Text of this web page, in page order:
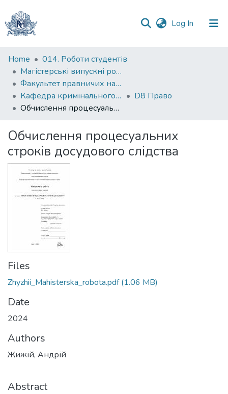
Log In (current)
Communities
&
Collections
All of DSpace
Statistics
Home
014. Роботи студентів
Магістерські випускні роботи
Факультет правничих наук
Кафедра кримінального та кримінального процесуального права
D8 Право
Обчислення процесуальних строків досудового слідства
Обчислення процесуальних
строків досудового слідства
Files
Zhyzhii_Mahisterska_robota.pdf(1.06 MB)
Date
2024
Authors
Жижій, Андрій
Abstract